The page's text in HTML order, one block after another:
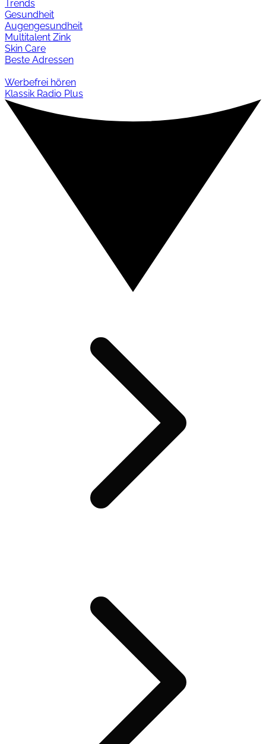
Trends
Gesundheit
Augengesundheit
Multitalent Zink
Skin Care
Beste Adressen
Werbefrei hören
Klassik Radio Plus